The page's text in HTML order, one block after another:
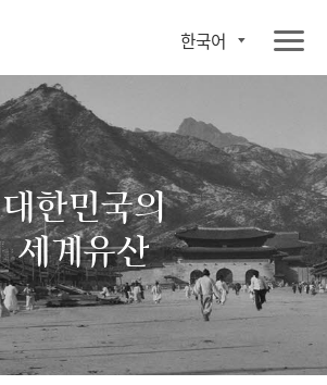
한국어
대한민국의
세계유산